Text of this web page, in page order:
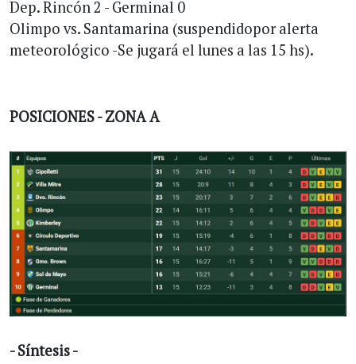
Dep. Rincón 2 - Germinal 0
Olimpo vs. Santamarina (suspendidopor alerta
meteorológico -Se jugará el lunes a las 15 hs).
POSICIONES - ZONA A
- Síntesis -